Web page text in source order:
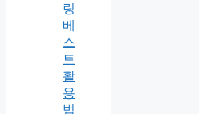
링
베
스
트
활
용
법